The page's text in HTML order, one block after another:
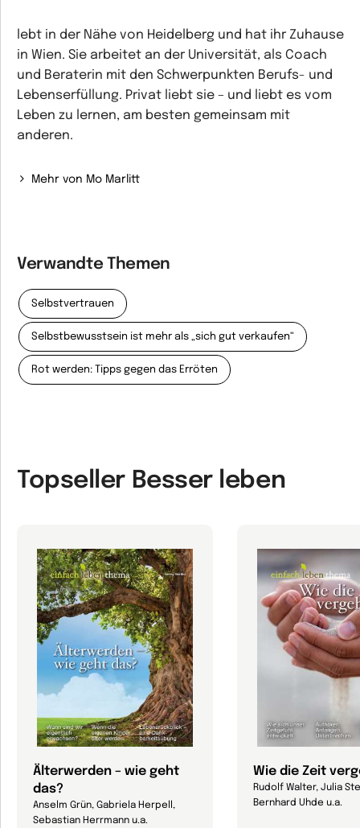
lebt in der Nähe von Heidelberg und hat ihr Zuhause
in Wien. Sie arbeitet an der Universität, als Coach
und Beraterin mit den Schwerpunkten Berufs- und
Lebenserfüllung. Privat liebt sie – und liebt es vom
Leben zu lernen, am besten gemeinsam mit
anderen.
Mehr von Mo Marlitt
Verwandte Themen
Selbstvertrauen
Selbstbewusstsein ist mehr als „sich gut verkaufen“
Rot werden: Tipps gegen das Erröten
Topseller Besser leben
Älterwerden – wie geht
das?
Anselm Grün, Gabriela Herpell,
Sebastian Herrmann u.a.
Wie die Zeit
Rudolf Walter, Julia
Bernhard Uhde u.a.